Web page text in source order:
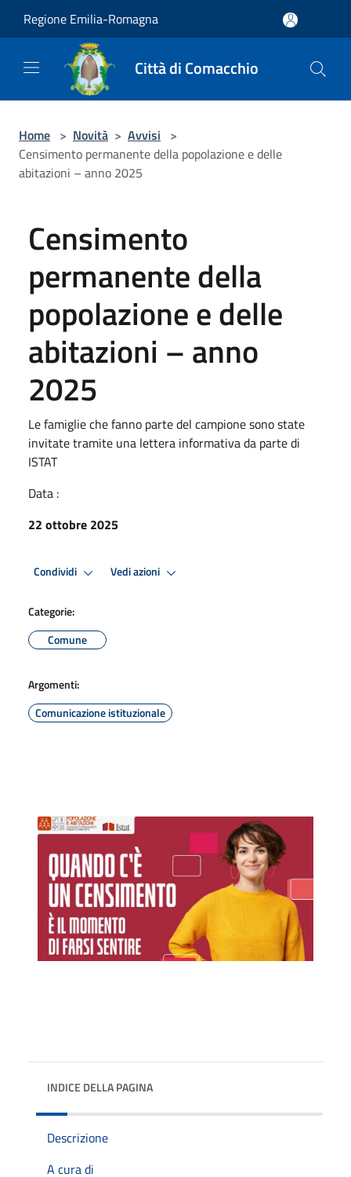
Regione Emilia-Romagna
Città di Comacchio
Home > Novità > Avvisi >
Censimento permanente della popolazione e delle
abitazioni – anno 2025
Censimento
permanente della
popolazione e delle
abitazioni – anno
2025
Le famiglie che fanno parte del campione sono state
invitate tramite una lettera informativa da parte di
ISTAT
Data :
22 ottobre 2025
Condividi Vedi azioni
Categorie:
Comune
Argomenti:
Comunicazione istituzionale
INDICE DELLA PAGINA
Descrizione
A cura di